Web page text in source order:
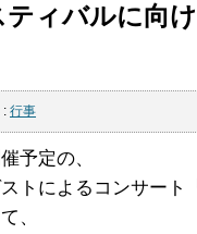
ティバルに向
: 行事
予定の、
トによるコンサート
、